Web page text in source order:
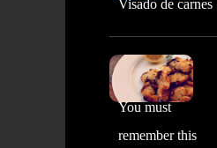
Visado de carnes
You must
remember this